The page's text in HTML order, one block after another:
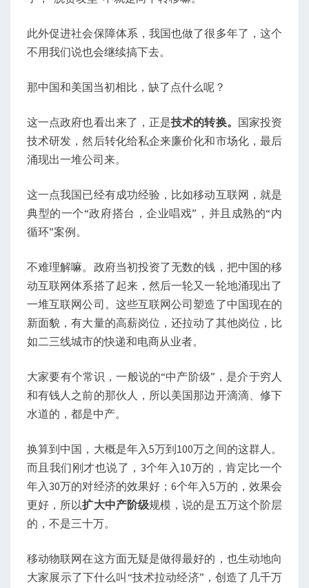
此外促进社会保障体系，我国也做了很多年了，这个
不用我们说也会继续搞下去。
那中国和美国当初相比，缺了点什么呢？
这一点政府也看出来了，正是技术的转换。 国家投资
技术研发，然后转化给私企来廉价化和市场化，最后
涌现出一堆公司来。
这一点我国已经有成功经验，比如移动互联网，就是
典型的一个“政府搭台，企业唱戏”，并且成熟的“内
循环”案例。
不难理解嘛。政府当初投资了无数的钱，把中国的移
动互联网体系搭了起来，然后一轮又一轮地涌现出了
一堆互联网公司。这些互联网公司塑造了中国现在的
新面貌，有大量的高薪岗位，还拉动了其他岗位，比
如二三线城市的快递和电商从业者。
大家要有个常识，一般说的“中产阶级”，是介于穷人
和有钱人之前的那伙人，所以美国那边开滴滴、修下
水道的，都是中产。
换算到中国，大概是年入5万到100万之间的这群人。
而且我们刚才也说了，3个年入10万的，肯定比一个
年入30万的对经济的效果好；6个年入5万的，效果会
更好，所以扩大中产阶级规模，说的是五万这个阶层
的，不是三十万。
移动物联网在这方面无疑是做得最好的，也生动地向
大家展示了下什么叫“技术拉动经济”，创造了几千万